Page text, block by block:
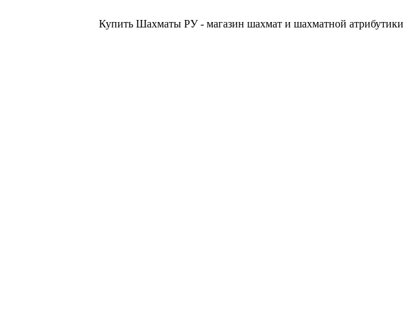
Купить Шахматы РУ - магазин шахмат и шахматной атрибутики